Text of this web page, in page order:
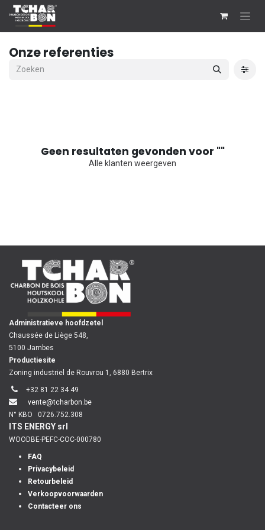
Overslaan naar inhoud
Onze referenties
Geen resultaten gevonden voor ""
Alle klanten weergeven
Administratieve hoofdzetel
Chaussée de Liège 548,
5100 Jambes
Productiesite
Zoning industriel de Rouvrou 1, 6880 Bertrix
+32 81 22 34 49
vente@tcharbon.be
N° KBO
0726.752.308
ITS ENERGY srl
WOODBE-PEFC-COC-000780
FAQ
Privacybeleid
Retourbeleid
Verkoopvoorwaarden
Contacteer ons